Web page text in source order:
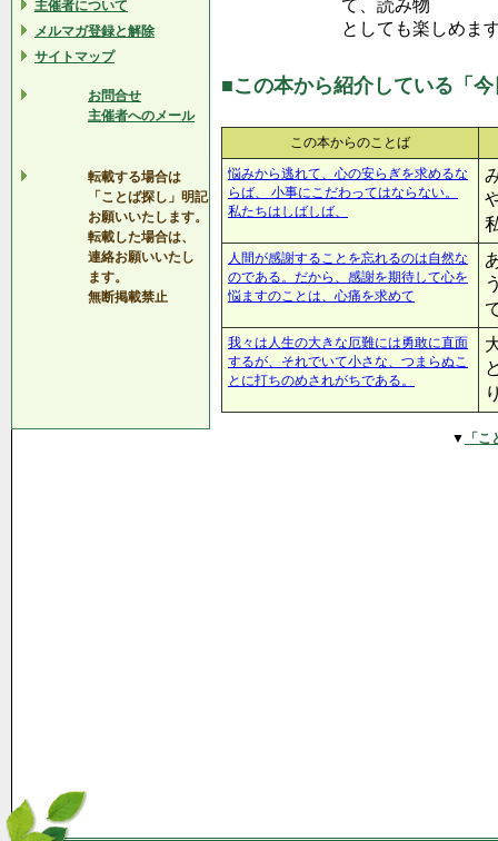
主催者について
メルマガ登録と解除
サイトマップ
お問合せ
主催者へのメール
転載する場合は
「ことば探し」明記
お願いいたします。
転載した場合は、
連絡お願いいたし
ます。
無断掲載禁止
て、読み物
としても楽しめま
■この本から紹介している「
この本からのことば
悩みから逃れて、心の安らぎを求めるな
らば、 小事にこだわってはならない。
私たちはしばしば、
人間が感謝することを忘れるのは自然な
のである。だから、感謝を期待して心を
悩ますのことは、心痛を求めて
我々は人生の大きな厄難には勇敢に直面
するが、それでいて小さな、つまらぬこ
とに打ちのめされがちである。
▼ 「